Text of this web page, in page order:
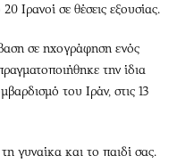
Ιρανοί σε θέσεις εξουσίας.
σε ηχογράφηση ενός
την ίδια
του Ιράν, στις 13
γυναίκα και το παιδί σας.